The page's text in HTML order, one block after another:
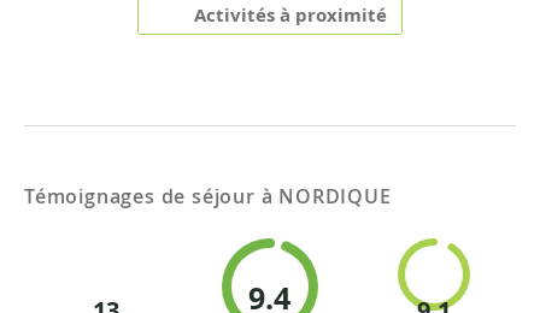
Activités à proximité
Témoignages de séjour à NORDIQUE
9.4